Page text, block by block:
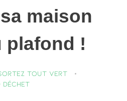
maison
plafond !
Tout Vert
déchet